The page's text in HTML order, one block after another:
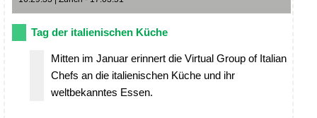
Tag der italienischen Küche
Mitten im Januar erinnert die Virtual Group of Italian
Chefs an die italienischen Küche und ihr
weltbekanntes Essen.